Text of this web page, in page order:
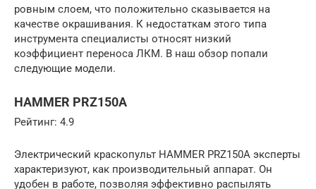
ровным слоем, что положительно сказывается на
качестве окрашивания. К недостаткам этого типа
инструмента специалисты относят низкий
коэффициент переноса ЛКМ. В наш обзор попали
следующие модели.
HAMMER PRZ150A
Рейтинг: 4.9
Электрический краскопульт HAMMER PRZ150A эксперты
характеризуют, как производительный аппарат. Он
удобен в работе, позволяя эффективно распылять